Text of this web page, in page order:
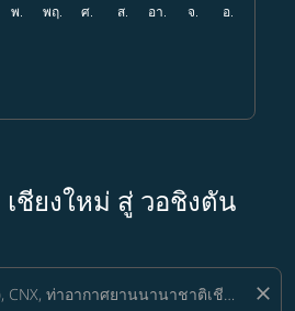
พ. พฤ. ศ. ส. อา. จ. อ.
ชียงใหม่ สู่ วอชิงตัน
close